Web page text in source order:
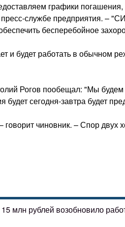
графики
пресс-службе предприятия. –
бесперебойное
и будет работать в обычном
Рогов пообещал: "Мы будем
будет сегодня-завтра будет
говорит чиновник. – Спор двух
млн рублей возобновило